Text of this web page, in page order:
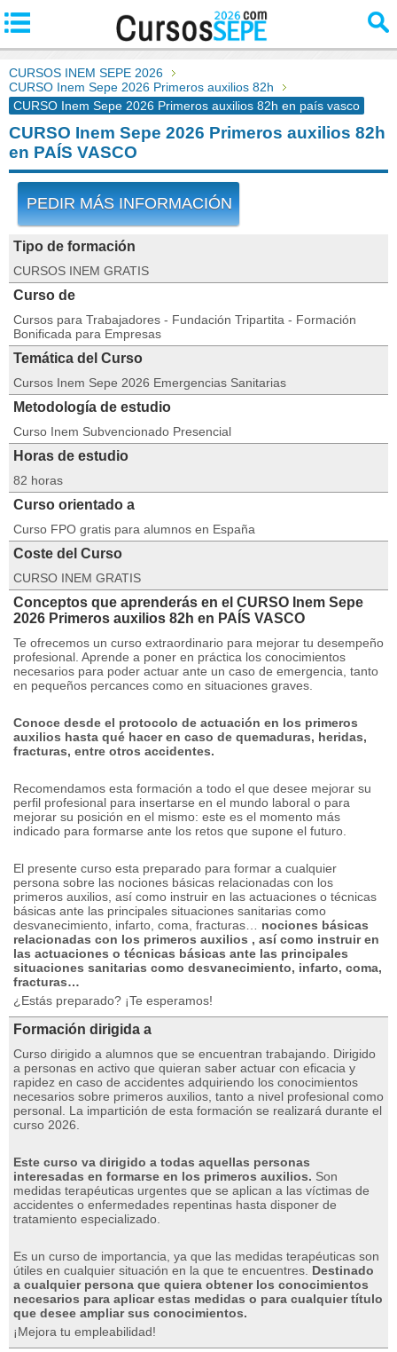
CURSOS INEM SEPE 2026
CURSO Inem Sepe 2026 Primeros auxilios 82h
CURSO Inem Sepe 2026 Primeros auxilios 82h en país vasco
CURSO Inem Sepe 2026 Primeros auxilios 82h
en PAÍS VASCO
PEDIR MÁS INFORMACIÓN
Tipo de formación
CURSOS INEM GRATIS
Curso de
Cursos para Trabajadores - Fundación Tripartita - Formación
Bonificada para Empresas
Temática del Curso
Cursos Inem Sepe 2026 Emergencias Sanitarias
Metodología de estudio
Curso Inem Subvencionado Presencial
Horas de estudio
82 horas
Curso orientado a
Curso FPO gratis para alumnos en España
Coste del Curso
CURSO INEM GRATIS
Conceptos que aprenderás en el CURSO Inem Sepe
2026 Primeros auxilios 82h en PAÍS VASCO
Te ofrecemos un curso extraordinario para mejorar tu desempeño
profesional. Aprende a poner en práctica los conocimientos
necesarios para poder actuar ante un caso de emergencia, tanto
en pequeños percances como en situaciones graves.
Conoce desde el protocolo de actuación en los primeros
auxilios hasta qué hacer en caso de quemaduras, heridas,
fracturas, entre otros accidentes.
Recomendamos esta formación a todo el que desee mejorar su
perfil profesional para insertarse en el mundo laboral o para
mejorar su posición en el mismo: este es el momento más
indicado para formarse ante los retos que supone el futuro.
El presente curso esta preparado para formar a cualquier
persona sobre las nociones básicas relacionadas con los
primeros auxilios, así como instruir en las actuaciones o técnicas
básicas ante las principales situaciones sanitarias como
desvanecimiento, infarto, coma, fracturas… nociones básicas
relacionadas con los primeros auxilios , así como instruir en
las actuaciones o técnicas básicas ante las principales
situaciones sanitarias como desvanecimiento, infarto, coma,
fracturas…
¿Estás preparado? ¡Te esperamos!
Formación dirigida a
Curso dirigido a alumnos que se encuentran trabajando. Dirigido
a personas en activo que quieran saber actuar con eficacia y
rapidez en caso de accidentes adquiriendo los conocimientos
necesarios sobre primeros auxilios, tanto a nivel profesional como
personal. La impartición de esta formación se realizará durante el
curso 2026.
Este curso va dirigido a todas aquellas personas
interesadas en formarse en los primeros auxilios. Son
medidas terapéuticas urgentes que se aplican a las víctimas de
accidentes o enfermedades repentinas hasta disponer de
tratamiento especializado.
Es un curso de importancia, ya que las medidas terapéuticas son
útiles en cualquier situación en la que te encuentres. Destinado
a cualquier persona que quiera obtener los conocimientos
necesarios para aplicar estas medidas o para cualquier título
que desee ampliar sus conocimientos.
¡Mejora tu empleabilidad!